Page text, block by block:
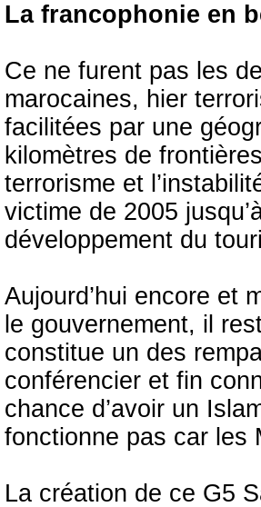
La francophonie en
Ce ne furent pas les
marocaines, hier
facilitées par une
kilomètres de
terrorisme et
victime de 2005
développement du
Aujourd’hui encore et
le gouvernement, il
constitue un des
conférencier et fin
chance d’avoir un
fonctionne pas car les
La création de ce G5